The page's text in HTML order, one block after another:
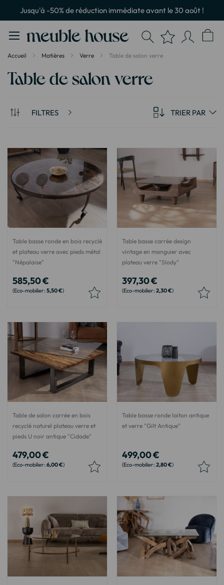
Jusqu'à -50% de réduction immédiate avant le 30 août !
Accueil Matières Verre Table de salon verre
Table de salon verre
FILTRES TRIER PAR
Table basse ronde en bois recyclé
et plateau verre avec pieds métal
"Népalaise"
585,50 €
5,50 €
Table basse carrée design
vintage en manguier avec
plateau verre "Slody"
397,30 €
2,30 €
Table de salon carrée en bois
recyclé naturel plateau verre et
pieds U noir antique "Cidade"
479,00 €
6,00 €
Table basse ronde laiton antique
et verre "Gilt Antique"
499,00 €
2,80 €
Panneau de gestion des cookies